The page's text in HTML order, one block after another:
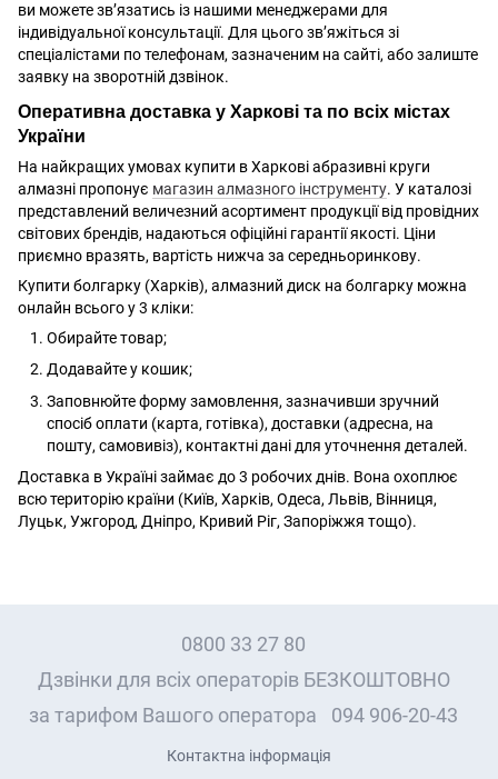
ви можете зв’язатись із нашими менеджерами для
індивідуальної консультації. Для цього зв’яжіться зі
спеціалістами по телефонам, зазначеним на сайті, або залиште
заявку на зворотній дзвінок.
Оперативна доставка у Харкові та по всіх містах
України
На найкращих умовах купити в Харкові абразивні круги
алмазні пропонує магазин алмазного інструменту. У каталозі
представлений величезний асортимент продукції від провідних
світових брендів, надаються офіційні гарантії якості. Ціни
приємно вразять, вартість нижча за середньоринкову.
Купити болгарку (Харків), алмазний диск на болгарку можна
онлайн всього у 3 кліки:
Обирайте товар;
Додавайте у кошик;
Заповнюйте форму замовлення, зазначивши зручний
спосіб оплати (карта, готівка), доставки (адресна, на
пошту, самовивіз), контактні дані для уточнення деталей.
Доставка в Україні займає до 3 робочих днів. Вона охоплює
всю територію країни (Київ, Харків, Одеса, Львів, Вінниця,
Луцьк, Ужгород, Дніпро, Кривий Ріг, Запоріжжя тощо).
0800 33 27 80
Дзвінки для всіх операторів БЕЗКОШТОВНО
за тарифом Вашого оператора
094 906-20-43
Контактна інформація